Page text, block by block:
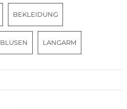
BEKLEIDUNG
BLUSEN LANGARM